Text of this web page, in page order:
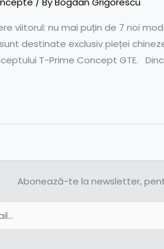
viitorul: nu mai puțin de 7 noi
destinate exclusiv pieței
T-Prime Concept GTE.
Abonează-te la newsletter,